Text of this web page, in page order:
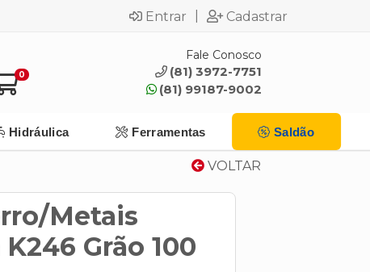
Entrar Cadastrar
0
Fale Conosco
(81) 3972-7751
(81) 99187-9002
Hidráulica Ferramentas Saldão
VOLTAR
Metais
Grão 100